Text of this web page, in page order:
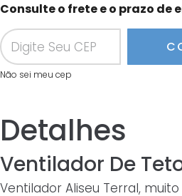
Aliseu
Terral
Branco
C/
quantidade
Consulte o frete e o prazo de
Não sei meu cep
Detalhes
Ventilador De
Ventilador Aliseu Terral,